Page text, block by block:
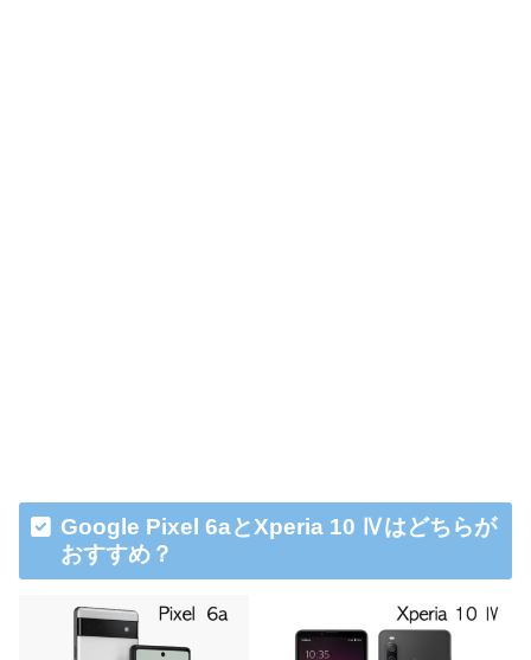
Google Pixel 6aとXperia 10 Ⅳはどちらが
おすすめ？